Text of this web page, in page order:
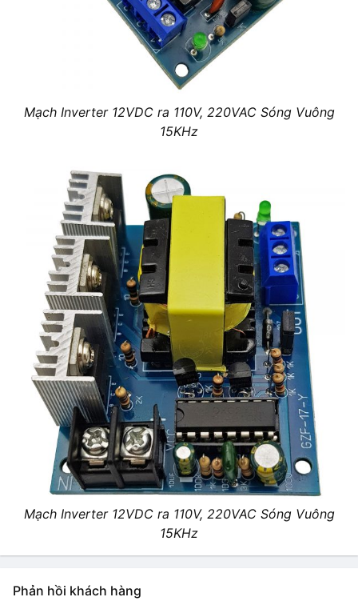
Mạch Inverter 12VDC ra 110V, 220VAC Sóng Vuông
15KHz
Mạch Inverter 12VDC ra 110V, 220VAC Sóng Vuông
15KHz
Phản hồi khách hàng